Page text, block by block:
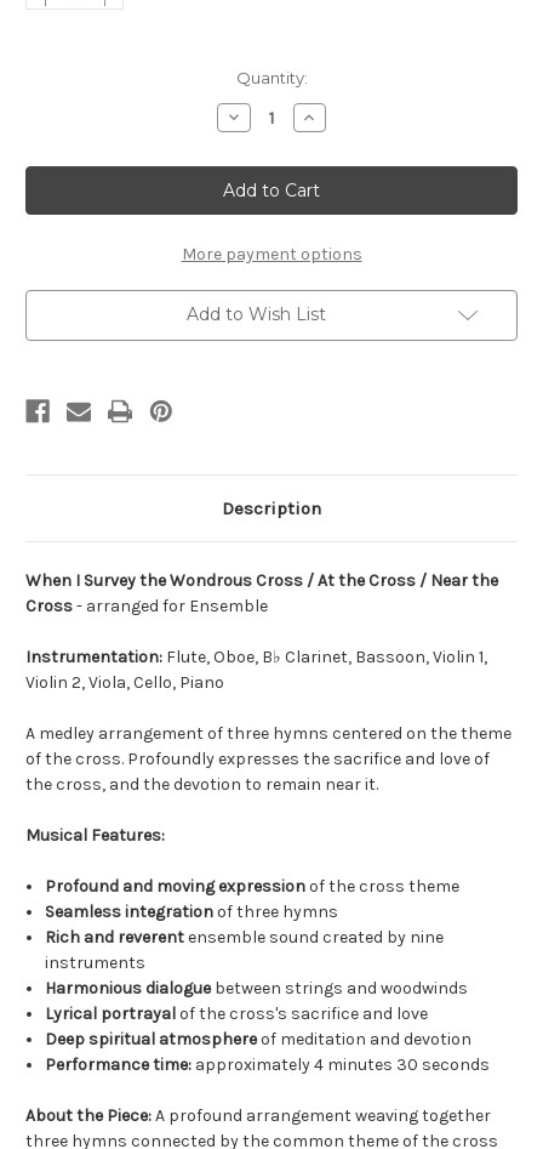
Quantity:
Decrease
Quantity
Cross
Medley
For
Ensembles
Increase
Quantity
Cross
Medley
For
Ensembles
More payment options
Add to Wish List
Description
When I Survey the Wondrous Cross / At the Cross / Near the
Cross- arranged for Ensemble
Instrumentation: Flute, Oboe, B♭ Clarinet, Bassoon, Violin 1,
Violin 2, Viola, Cello, Piano
A medley arrangement of three hymns centered on the theme
of the cross. Profoundly expresses the sacrifice and love of
the cross, and the devotion to remain near it.
Musical Features:
Profound and moving expressionof the cross theme
Seamless integrationof three hymns
Rich and reverentensemble sound created by nine
instruments
Harmonious dialoguebetween strings and woodwinds
Lyrical portrayalof the cross's sacrifice and love
Deep spiritual atmosphereof meditation and devotion
Performance time: approximately 4 minutes 30 seconds
About the Piece:A profound arrangement weaving together
three hymns connected by the common theme of the cross